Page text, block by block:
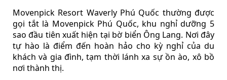
Movenpick Resort Waverly Phú Quốc thường được
gọi tắt là Movenpick Phú Quốc, khu nghỉ dưỡng 5
sao đầu tiên xuất hiện tại bờ biển Ông Lang. Nơi đây
tự hào là điểm đến hoàn hảo cho kỳ nghỉ của du
khách và gia đình, tạm thời lánh xa sự ồn ào, xô bồ
nơi thành thị.